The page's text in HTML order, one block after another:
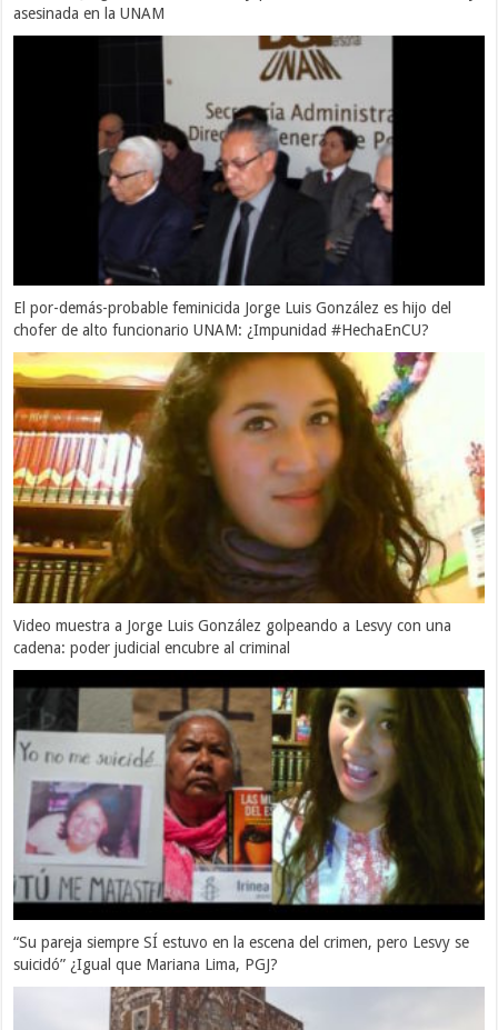
asesinada en la UNAM
El por-demás-probable feminicida Jorge Luis González es hijo del
chofer de alto funcionario UNAM: ¿Impunidad #HechaEnCU?
Video muestra a Jorge Luis González golpeando a Lesvy con una
cadena: poder judicial encubre al criminal
“Su pareja siempre SÍ estuvo en la escena del crimen, pero Lesvy se
suicidó” ¿Igual que Mariana Lima, PGJ?